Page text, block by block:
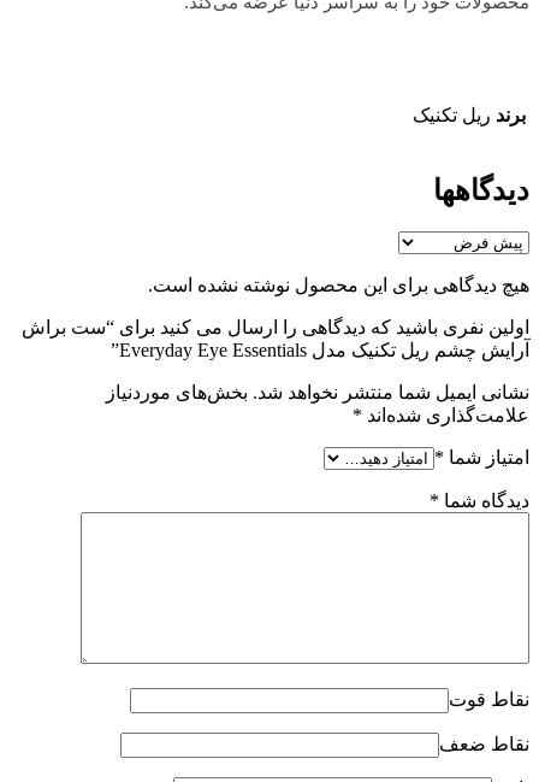
برند ریل تکنیک
دیدگاهها
هیچ دیدگاهی برای این محصول نوشته نشده است.
اولین نفری باشید که دیدگاهی را ارسال می کنید برای “ست براش
آرایش چشم ریل تکنیک مدل Everyday Eye Essentials”
نشانی ایمیل شما منتشر نخواهد شد. بخش‌های موردنیاز
علامت‌گذاری شده‌اند *
امتیاز شما *
دیدگاه شما *
نقاط قوت
نقاط ضعف